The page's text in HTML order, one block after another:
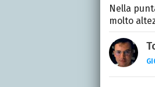
Nella
molto